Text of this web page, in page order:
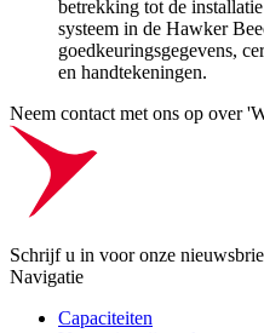
Neem contact met ons op over
Schrijf u in voor onze
Navigatie
Capaciteiten